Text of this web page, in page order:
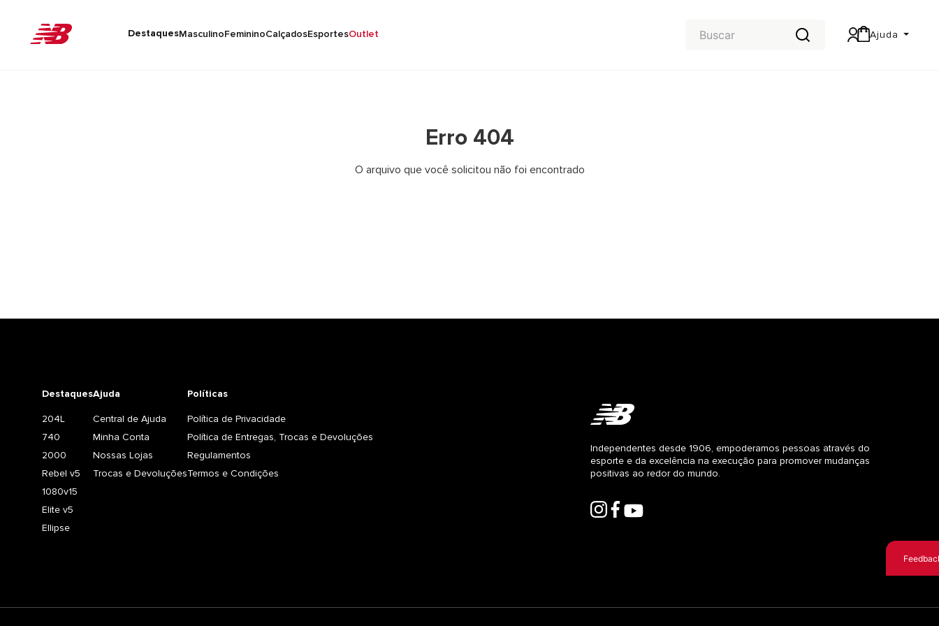
DestaquesMasculinoFemininoCalçadosEsportesOutlet Ajuda
Erro 404
O arquivo que você solicitou não foi encontrado
Destaques
204L
740
2000
Rebel v5
1080v15
Elite v5
Ellipse
Ajuda
Central de Ajuda
Minha Conta
Nossas Lojas
Trocas e Devoluções
Políticas
Política de Privacidade
Política de Entregas, Trocas e Devoluções
Regulamentos
Termos e Condições
Independentes desde 1906, empoderamos pessoas através do
esporte e da excelência na execução para promover mudanças
positivas ao redor do mundo.